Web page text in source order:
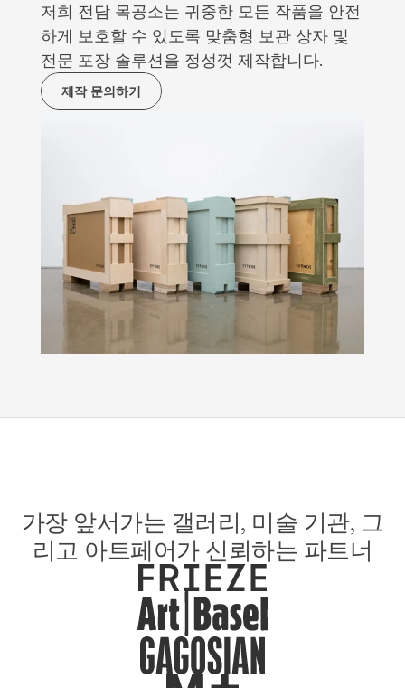
저희 전담 목공소는 귀중한 모든 작품을 안전
하게 보호할 수 있도록 맞춤형 보관 상자 및
전문 포장 솔루션을 정성껏 제작합니다.
제작 문의하기
가장 앞서가는 갤러리, 미술 기관, 그
리고 아트페어가 신뢰하는 파트너